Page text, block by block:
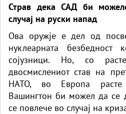
Страв дека САД би
случај на руски напад
Ова оружје е дел од
нуклеарната безбедност
сојузници. Но, со
двосмислениот став на
НАТО, во Европа расте
Вашингтон би можел да се
се повлече во случај на